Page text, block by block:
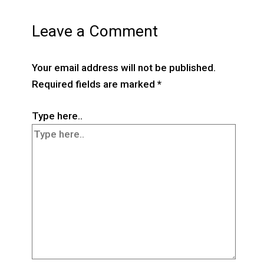
Leave a Comment
Your email address will not be published.
Required fields are marked *
Type here..